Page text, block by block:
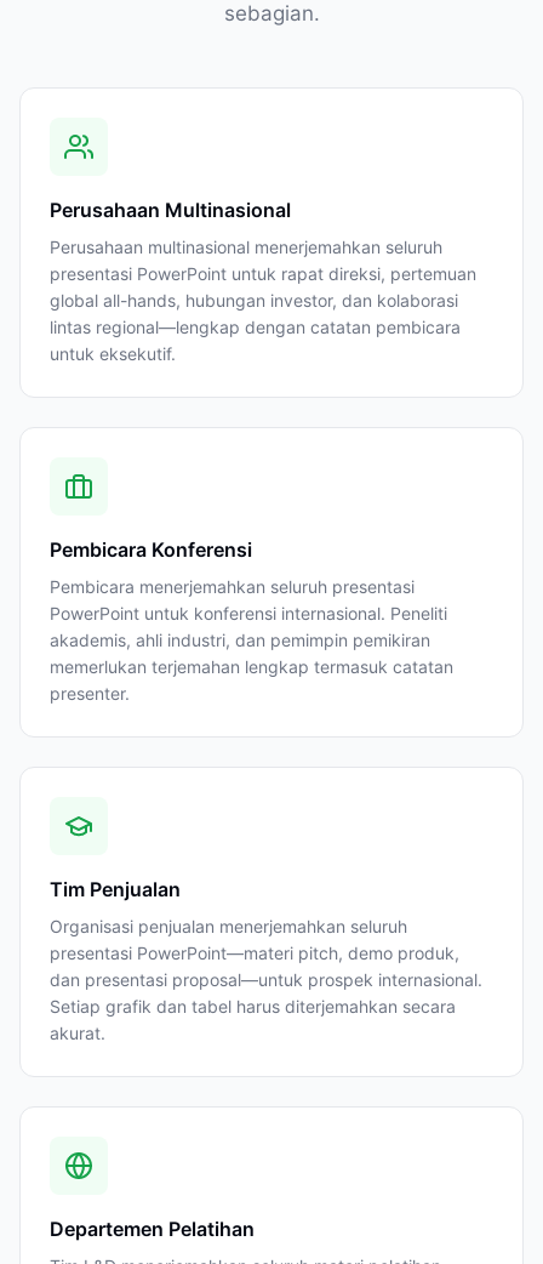
sebagian.
Perusahaan Multinasional
Perusahaan multinasional menerjemahkan seluruh
presentasi PowerPoint untuk rapat direksi, pertemuan
global all-hands, hubungan investor, dan kolaborasi
lintas regional—lengkap dengan catatan pembicara
untuk eksekutif.
Pembicara Konferensi
Pembicara menerjemahkan seluruh presentasi
PowerPoint untuk konferensi internasional. Peneliti
akademis, ahli industri, dan pemimpin pemikiran
memerlukan terjemahan lengkap termasuk catatan
presenter.
Tim Penjualan
Organisasi penjualan menerjemahkan seluruh
presentasi PowerPoint—materi pitch, demo produk,
dan presentasi proposal—untuk prospek internasional.
Setiap grafik dan tabel harus diterjemahkan secara
akurat.
Departemen Pelatihan